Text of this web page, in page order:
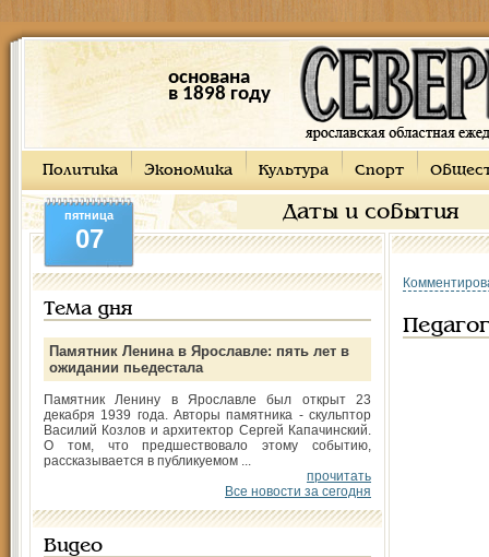
основана
в 1898 году
Политика Экономика Культура Спорт
Даты и события
пятница
07
Тема дня
Памятник Ленина в Ярославле: пять лет в
ожидании пьедестала
Памятник Ленину в Ярославле был открыт 23
декабря 1939 года. Авторы памятника - скульптор
Василий Козлов и архитектор Сергей Капачинский.
О том, что предшествовало этому событию,
рассказывается в публикуемом ...
прочитать
Все новости за сегодня
Видео